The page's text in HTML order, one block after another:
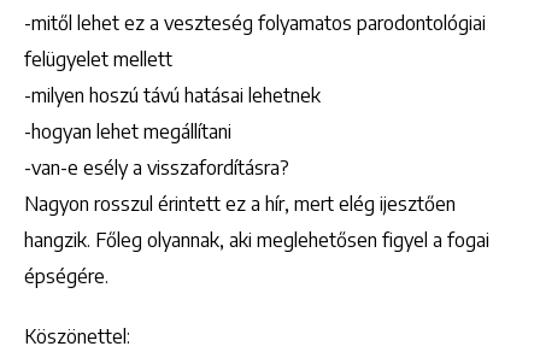
-mitől lehet ez a veszteség folyamatos parodontológiai
felügyelet mellett
-milyen hoszú távú hatásai lehetnek
-hogyan lehet megállítani
-van-e esély a visszafordításra?
Nagyon rosszul érintett ez a hír, mert elég ijesztően
hangzik. Főleg olyannak, aki meglehetősen figyel a fogai
épségére.
Köszönettel: